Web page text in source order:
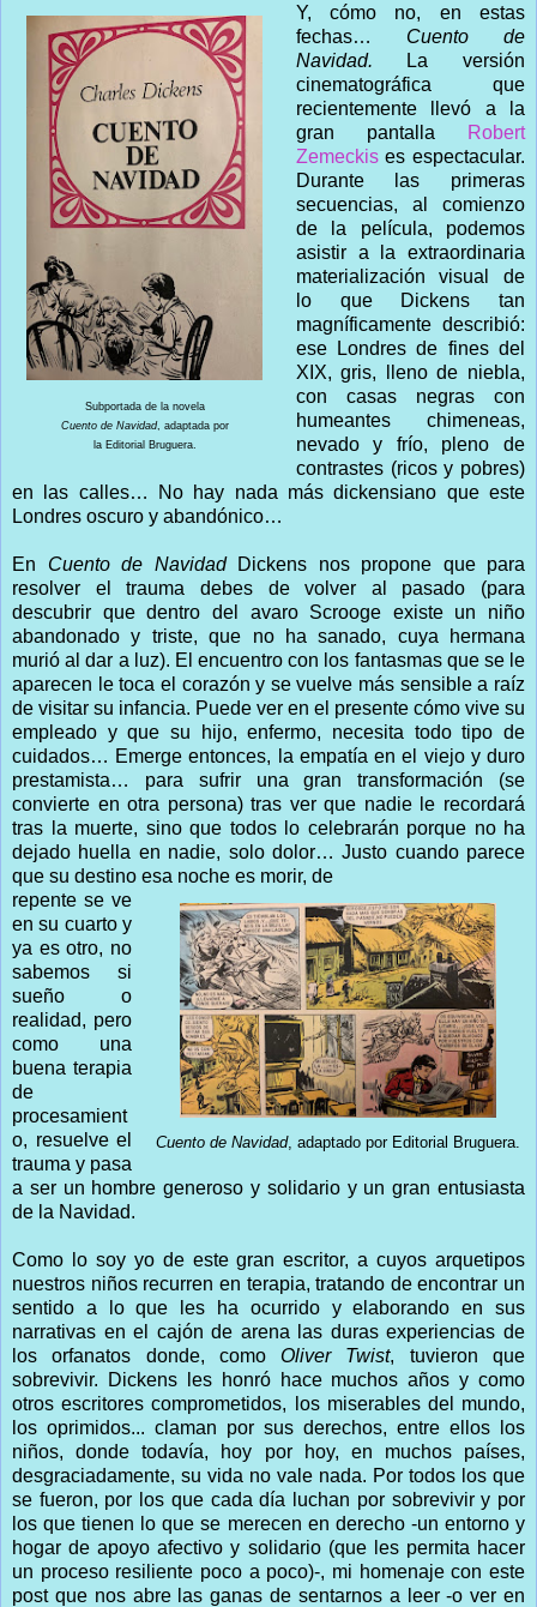
Subportada de la novela
Cuento de Navidad, adaptada por
la Editorial Bruguera.
Y, cómo no, en estas
fechas… Cuento de
Navidad. La versión
cinematográfica que
recientemente llevó a la
gran pantalla
Robert
Zemeckises espectacular.
Durante las primeras
secuencias, al comienzo
de la película, podemos
asistir a la extraordinaria
materialización visual de
lo que Dickens tan
magníficamente describió:
ese Londres de fines del
XIX, gris, lleno de niebla,
con casas negras con
humeantes chimeneas,
nevado y frío, pleno de
contrastes (ricos y pobres)
en las calles… No hay nada más dickensiano que este
Londres oscuro y abandónico…
En Cuento de Navidad Dickens nos propone que para
resolver el trauma debes de volver al pasado (para
descubrir que dentro del avaro Scrooge existe un niño
abandonado y triste, que no ha sanado, cuya hermana
murió al dar a luz). El encuentro con los fantasmas que se le
aparecen le toca el corazón y se vuelve más sensible a raíz
de visitar su infancia. Puede ver en el presente cómo vive su
empleado y que su hijo, enfermo, necesita todo tipo de
cuidados… Emerge entonces, la empatía en el viejo y duro
prestamista… para sufrir una gran transformación (se
convierte en otra persona) tras ver que nadie le recordará
tras la muerte, sino que todos lo celebrarán porque no ha
dejado huella en nadie, solo dolor… Justo cuando parece
que su destino esa noche es morir, de
Cuento de Navidad, adaptado por Editorial Bruguera.
repente se ve
en su cuarto y
ya es otro, no
sabemos si
sueño o
realidad, pero
como una
buena terapia
de
procesamient
o, resuelve el
trauma y pasa
a ser un hombre generoso y solidario y un gran entusiasta
de la Navidad.
Como lo soy yo de este gran escritor, a cuyos arquetipos
nuestros niños recurren en terapia, tratando de encontrar un
sentido a lo que les ha ocurrido y elaborando en sus
narrativas en el cajón de arena las duras experiencias de
los orfanatos donde, comoOliver Twist, tuvieron que
sobrevivir. Dickens les honró hace muchos años y como
otros escritores comprometidos, los miserables del mundo,
los oprimidos... claman por sus derechos, entre ellos los
niños, donde todavía, hoy por hoy, en muchos países,
desgraciadamente, su vida no vale nada. Por todos los que
se fueron, por los que cada día luchan por sobrevivir y por
los que tienen lo que se merecen en derecho -un entorno y
hogar de apoyo afectivo y solidario (que les permita hacer
un proceso resiliente poco a poco)-, mi homenaje con este
post que nos abre las ganas de sentarnos a leer -o ver en